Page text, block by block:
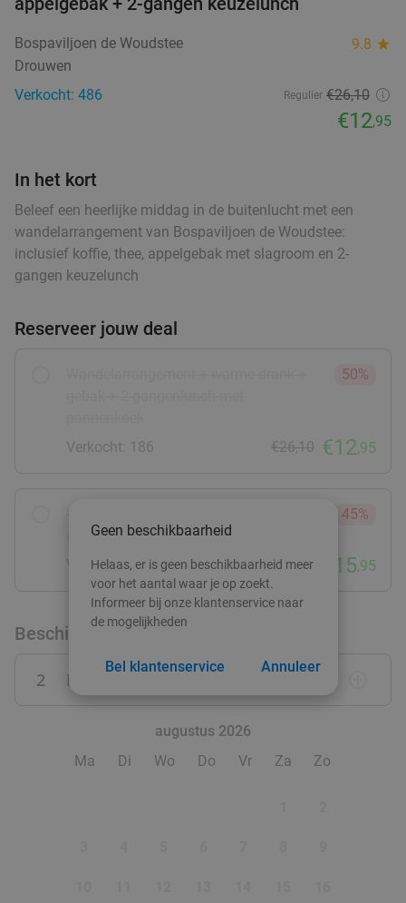
food
Flanagan's
9.9 star
Weerdinge
Verkocht: 772 €45,50
€28,95
42%
Turkse 2-gangen keuzelunch in hartje
Veendam
Di Wo
Do
Restaurant Aan De Keukentafel
Verkocht: 218
€9
Bospaviljoen de Woudstee 9.8 star
Drouwen
Verkocht: 486
Regulier €26,10
€12,95
In het kort
Beleef een heerlijke middag in de buitenlucht met een
wandelarrangement van Bospaviljoen de Woudstee:
inclusief koffie, thee, appelgebak met slagroom en 2-
gangen keuzelunch
Reserveer jouw deal
50%
Verkocht: 186 €26,10 €12,95
gebak + 2-gangenlunch met plate
45%
Verkocht: 300 €28,75 €15,95
Beschikbaarheid
2 Personen
augustus 2026
Ma
Di Wo Do Vr Za Zo
Geen beschikbaarheid
Helaas, er is geen beschikbaarheid meer
voor het aantal waar je op zoekt.
Informeer bij onze klantenservice naar
de mogelijkheden
Bel klantenservice Annuleer